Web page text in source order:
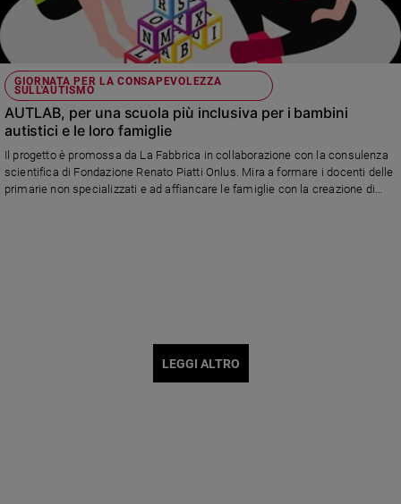
GIORNATA PER LA CONSAPEVOLEZZA
SULL'AUTISMO
AUTLAB, per una scuola più inclusiva per i bambini
autistici e le loro famiglie
Il progetto è promossa da La Fabbrica in collaborazione con la consulenza
scientifica di Fondazione Renato Piatti Onlus. Mira a formare i docenti delle
primarie non specializzati e ad affiancare le famiglie con la creazione di
LEGGI ALTRO